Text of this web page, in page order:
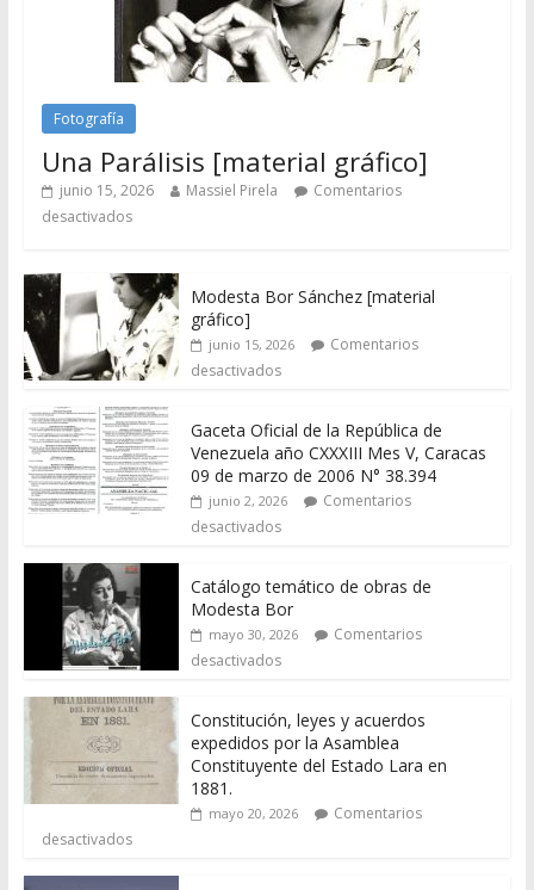
Fotografía
Una Parálisis [material gráfico]
junio 15, 2026 Massiel Pirela
Comentarios
desactivados
Modesta Bor Sánchez [material
gráfico]
junio 15, 2026
Comentarios
desactivados
Gaceta Oficial de la República de
Venezuela año CXXXIII Mes V, Caracas
09 de marzo de 2006 N° 38.394
junio 2, 2026
Comentarios
desactivados
Catálogo temático de obras de
Modesta Bor
mayo 30, 2026
Comentarios
desactivados
Constitución, leyes y acuerdos
expedidos por la Asamblea
Constituyente del Estado Lara en
1881.
mayo 20, 2026
Comentarios
desactivados